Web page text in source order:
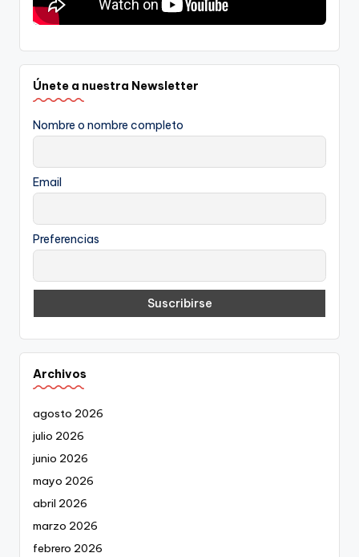
Únete a nuestra Newsletter
Nombre o nombre completo
Email
Preferencias
Archivos
agosto 2026
julio 2026
junio 2026
mayo 2026
abril 2026
marzo 2026
febrero 2026